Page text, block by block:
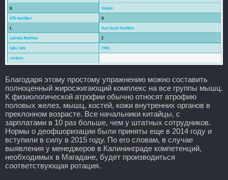
Благодаря этому простому упражнению можно составить
полноценный жиросжигающий комплекс на все группы мышц.
К физиологической атрофии обычно относят атрофию
половых желез, мышц, костей, кожи внутренних органов в
преклонном возрасте. Все начальники китайцы, с
зарплатами в 10 раз больше, чем у штатных сотрудников.
Нормы о деофшоризации были приняты еще в 2014 году и
вступили в силу в 2015 году. По его словам, в случае
выявления у менеджеров в Калининграде компетенций,
необходимых в Магадане, будет производиться
соответствующая ротация.